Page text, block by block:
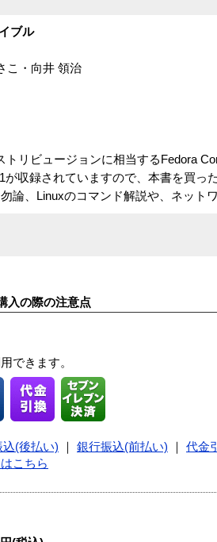
ブル
こ・向井 領治
トリビュージョンに相当するFedora
収録されていますので、本書を買っ
論、Linuxのコマンド解説や、ネット
入の際の注意点
できます。
込(後払い) 銀行振込(前払い) 代金
こちら